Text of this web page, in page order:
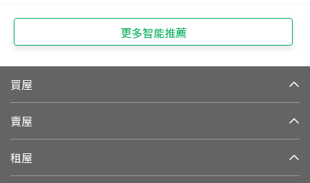
更多智能推薦
買屋
賣屋
租屋